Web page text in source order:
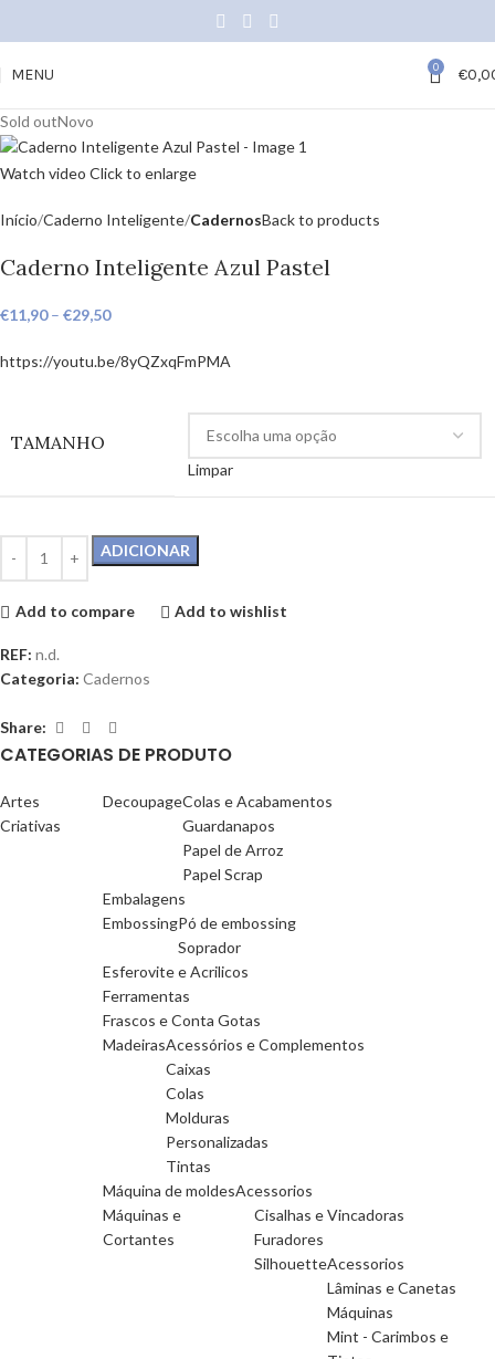
MENU 0 €
Sold outNovo
Watch video Click to enlarge
Início Caderno Inteligente CadernosBack to products
Caderno Inteligente Azul Pastel
€11,90 – €29,50
https://youtu.be/8yQZxqFmPMA
TAMANHO
Limpar
ADICIONAR
Add to compare Add to wishlist
REF: n.d.
Categoria: Cadernos
Share:
CATEGORIAS DE PRODUTO
Artes
Criativas
DecoupageColas e Acabamentos
Guardanapos
Papel de Arroz
Papel Scrap
Embalagens
EmbossingPó de embossing
Soprador
Esferovite e Acrilicos
Ferramentas
Frascos e Conta Gotas
MadeirasAcessórios e Complementos
Caixas
Colas
Molduras
Personalizadas
Tintas
Máquina de moldesAcessorios
Máquinas e
Cortantes
Cisalhas e Vincadoras
Furadores
SilhouetteAcessorios
Lâminas e Canetas
Máquinas
Mint - Carimbos e